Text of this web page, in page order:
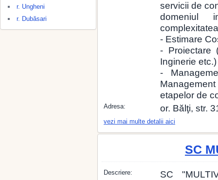
r. Ungheni
r. Dubăsari
servicii de
domeniul
- Estimare
- Proiectare
Inginerie etc.)
-
etapelor de
Adresa: or. Bălţi, str.
vezi mai multe detalii aici
SC
Descriere:
SC